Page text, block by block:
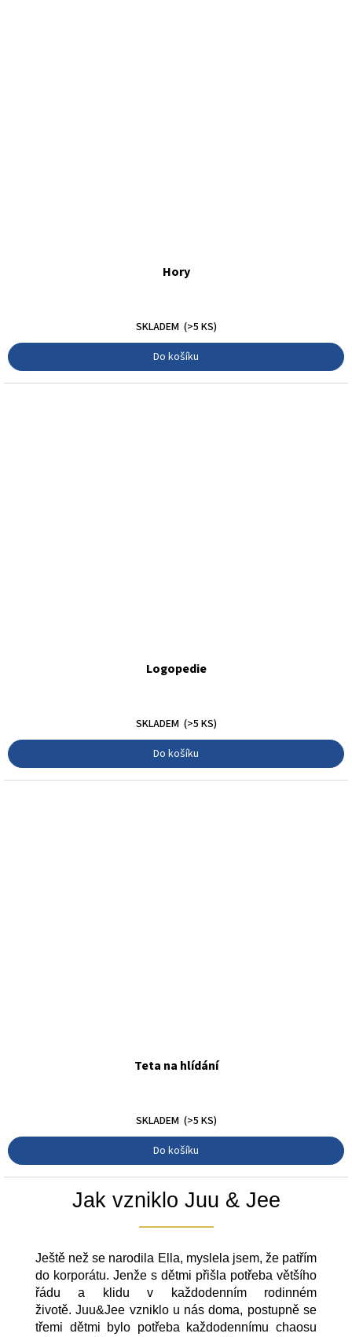
Hory
SKLADEM (>5 KS)
Do košíku
Logopedie
SKLADEM (>5 KS)
Do košíku
Teta na hlídání
SKLADEM (>5 KS)
Do košíku
Jak vzniklo Juu & Jee
Ještě než se narodila Ella, myslela jsem, že patřím
do korporátu. Jenže s dětmi přišla potřeba většího
řádu a klidu v každodenním rodinném
životě. Juu&Jee vzniklo u nás doma, postupně se
třemi dětmi bylo potřeba každodennímu chaosu